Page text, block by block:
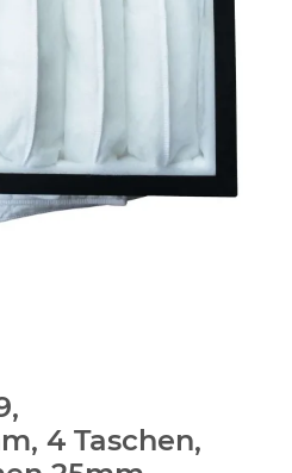
4 Taschen,